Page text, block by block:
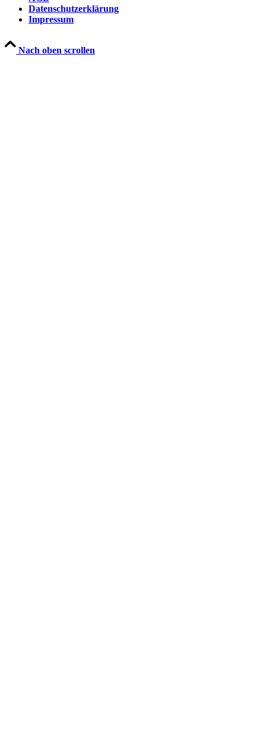
Datenschutzerklärung
Impressum
Nach oben scrollen